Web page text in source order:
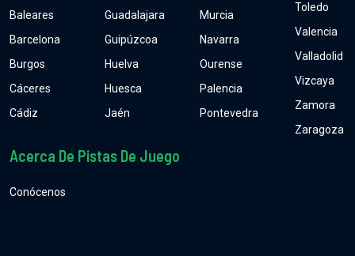
Baleares
Barcelona
Burgos
Cáceres
Cádiz
Guadalajara
Guipúzcoa
Huelva
Huesca
Jaén
Murcia
Navarra
Ourense
Palencia
Pontevedra
Toledo
Valencia
Valladolid
Vizcaya
Zamora
Zaragoza
Acerca De Pistas De Juego
Conócenos